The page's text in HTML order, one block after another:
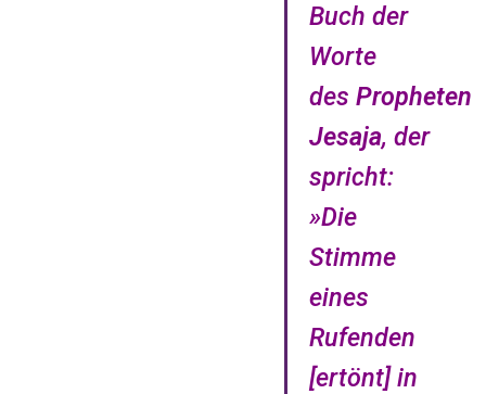
Buch der
Worte
desPropheten
Jesaja, der
spricht:
»Die
Stimme
eines
Rufenden
[ertönt] in